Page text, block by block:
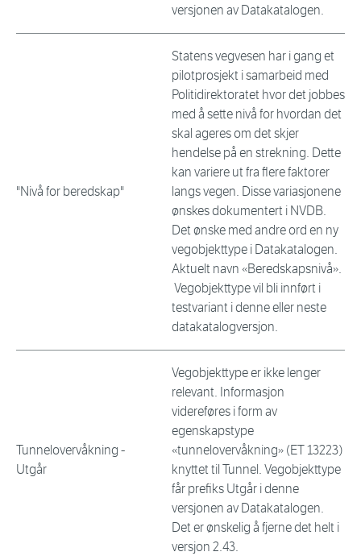
versjonen av Datakatalogen.
"Nivå for beredskap"
Statens vegvesen har i gang et
pilotprosjekt i samarbeid med
Politidirektoratet hvor det jobbes
med å sette nivå for hvordan det
skal ageres om det skjer
hendelse på en strekning. Dette
kan variere ut fra flere faktorer
langs vegen. Disse variasjonene
ønskes dokumentert i NVDB.
Det ønske med andre ord en ny
vegobjekttype i Datakatalogen.
Aktuelt navn «Beredskapsnivå».
Vegobjekttype vil bli innført i
testvariant i denne eller neste
datakatalogversjon.
Tunnelovervåkning -
Utgår
Vegobjekttype er ikke lenger
relevant. Informasjon
videreføres i form av
egenskapstype
«tunnelovervåkning» (ET 13223)
knyttet til Tunnel. Vegobjekttype
får prefiks Utgår i denne
versjonen av Datakatalogen.
Det er ønskelig å fjerne det helt i
versjon 2.43.